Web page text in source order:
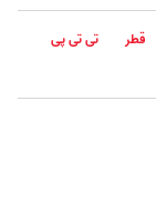
قطر
تی تی پی